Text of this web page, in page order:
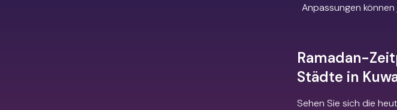
Anpassungen
Ramadan-
Städte in
Sehen Sie sich die